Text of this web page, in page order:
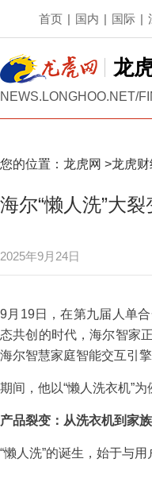
首页 | 国内 | 国际 |
龙
NEWS.LONGHOO.NET/
您的位置： 龙虎网 >龙虎财
海尔“懒人洗”大裂
2025年9月24日
9月19日，在第九届人单
态共创的时代，海尔智家
海尔智慧家庭智能交互引擎
期间，他以“懒人洗衣机”
产品裂变：从洗衣机到家
“懒人洗”的诞生，始于与用